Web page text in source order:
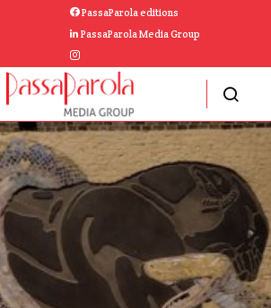
PassaParola editions
PassaParola Media Group